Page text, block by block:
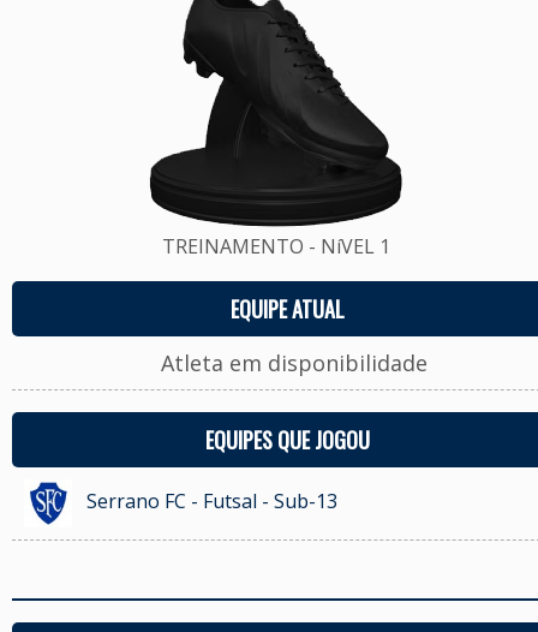
TREINAMENTO - NíVEL 1
EQUIPE ATUAL
Atleta em disponibilidade
EQUIPES QUE JOGOU
Serrano FC - Futsal - Sub-13